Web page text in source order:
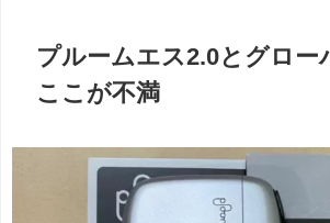
プルームエス2.0とグロー
ここが不満